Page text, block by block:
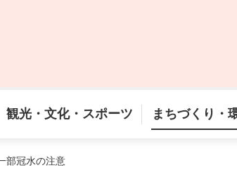
観光・文化・スポーツ まちづくり・
部冠水の注意